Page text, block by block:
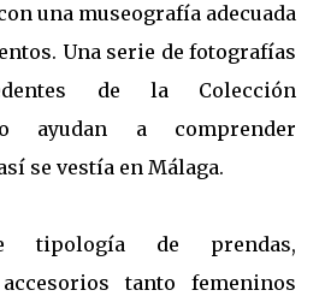
una museografía adecuada
Una serie de fotografías
de la Colección
ayudan a comprender
se vestía en Málaga.
tipología de prendas,
tanto femeninos